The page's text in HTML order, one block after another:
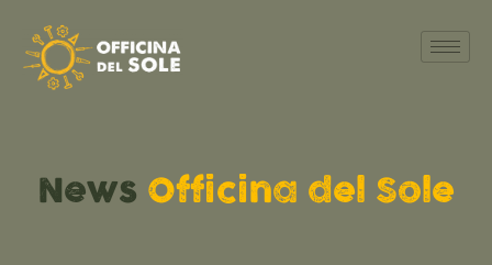
News Officina del Sole